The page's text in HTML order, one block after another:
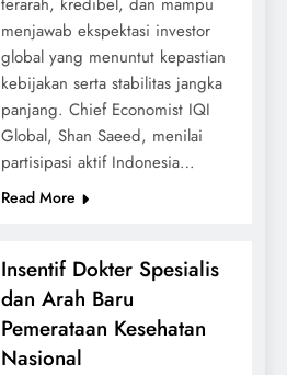
menjawab ekspektasi investor
global yang menuntut kepastian
kebijakan serta stabilitas jangka
panjang. Chief Economist IQI
Global, Shan Saeed, menilai
partisipasi aktif Indonesia…
Read More
Insentif Dokter Spesialis
dan Arah Baru
Pemerataan Kesehatan
Nasional